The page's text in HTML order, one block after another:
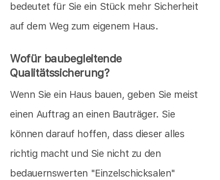
bedeutet für Sie ein Stück mehr Sicherheit
auf dem Weg zum eigenem Haus.
Wofür baubegleitende
Qualitätssicherung?
Wenn Sie ein Haus bauen, geben Sie meist
einen Auftrag an einen Bauträger. Sie
können darauf hoffen, dass dieser alles
richtig macht und Sie nicht zu den
bedauernswerten "Einzelschicksalen"